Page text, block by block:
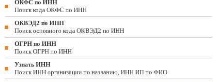
ОКФС по ИНН
Поиск кода ОКФС по ИНН
ОКВЭД2 по ИНН
Поиск основного кода ОКВЭД2 по ИНН
ОГРН по ИНН
Поиск ОГРН по ИНН
Узнать ИНН
Поиск ИНН организации по названию, ИНН ИП по ФИО